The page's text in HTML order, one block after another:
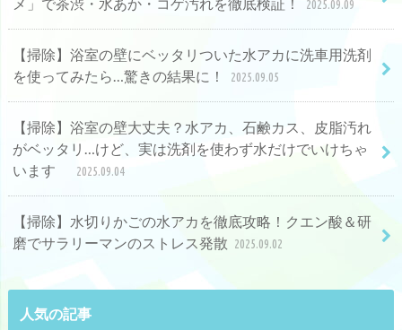
2025.09.09
【掃除】浴室の壁にベッタリついた水アカに洗車用洗剤
を使ってみたら…驚きの結果に！
2025.09.05
【掃除】浴室の壁大丈夫？水アカ、石鹸カス、皮脂汚れ
がベッタリ…けど、実は洗剤を使わず水だけでいけちゃ
います
2025.09.04
【掃除】水切りかごの水アカを徹底攻略！クエン酸＆研
磨でサラリーマンのストレス発散 2025.09.02
人気の記事